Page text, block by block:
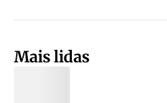
Mais lidas